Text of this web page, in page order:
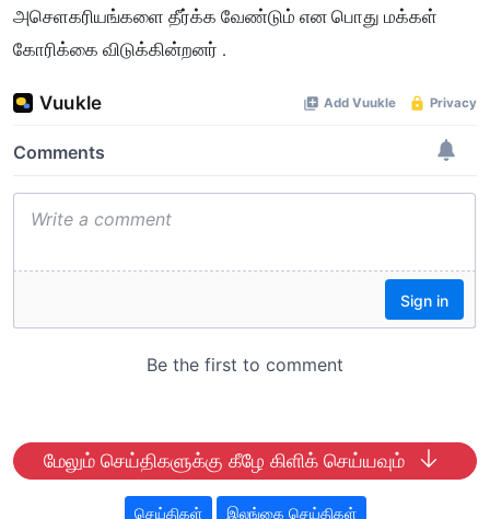
அசெளகரியங்களை தீர்க்க வேண்டும் என பொது மக்கள்
கோரிக்கை விடுக்கின்றனர் .
மேலும் செய்திகளுக்கு கீழே கிளிக் செய்யவும்
செய்திகள் இலங்கை செய்திகள்